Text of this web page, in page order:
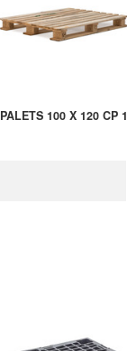
PALETS 100 X 120 CP 1